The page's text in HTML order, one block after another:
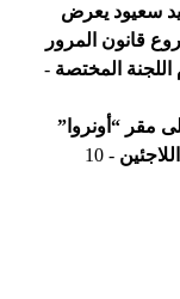
سعيود يعرض
قانون المرور
اللجنة المختصة -
مقر “أونروا”
- 10